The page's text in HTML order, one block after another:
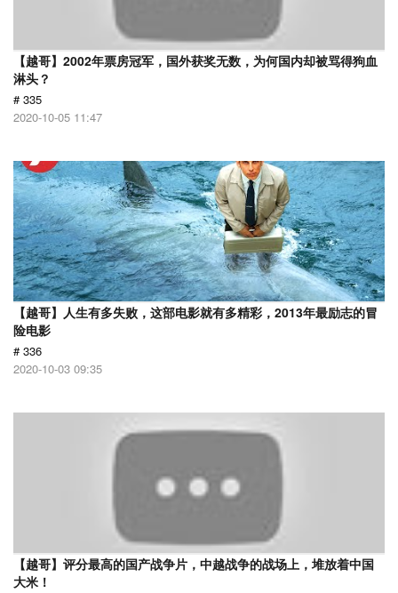
【越哥】2002年票房冠军，国外获奖无数，为何国内却被骂得狗血
淋头？
# 335
2020-10-05 11:47
【越哥】人生有多失败，这部电影就有多精彩，2013年最励志的冒
险电影
# 336
2020-10-03 09:35
【越哥】评分最高的国产战争片，中越战争的战场上，堆放着中国
大米！